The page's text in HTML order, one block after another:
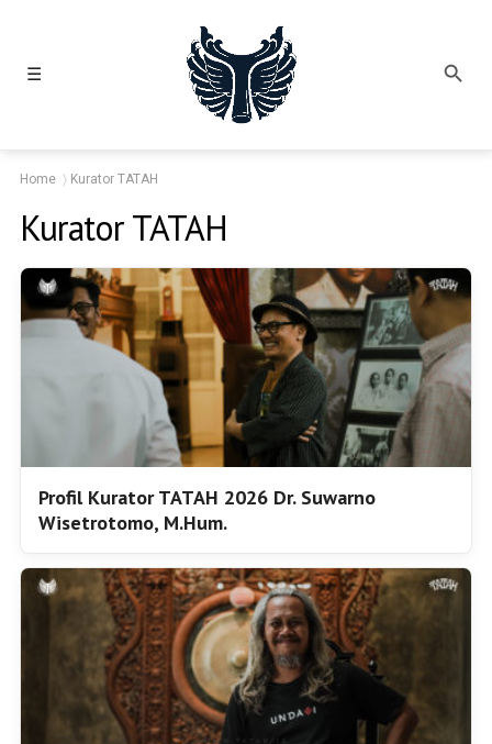
☰
Home Kurator TATAH
Kurator TATAH
Profil Kurator TATAH 2026 Dr. Suwarno
Wisetrotomo, M.Hum.